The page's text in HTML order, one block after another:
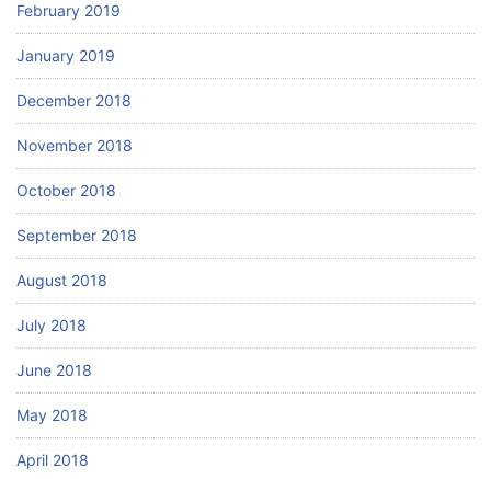
February 2019
January 2019
December 2018
November 2018
October 2018
September 2018
August 2018
July 2018
June 2018
May 2018
April 2018